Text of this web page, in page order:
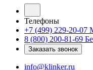
Телефоны
+7 (499) 229-20-07
8 (800) 200-81-69
Заказать звонок
info@klinker.ru